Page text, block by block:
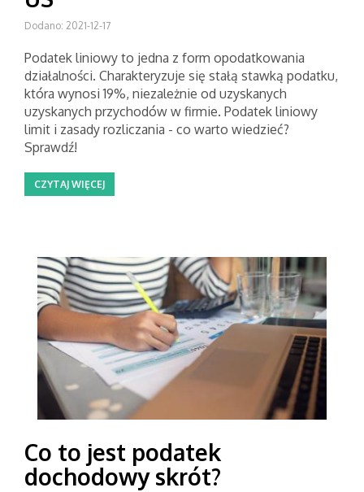
Dodano: 2021-12-17
Podatek liniowy to jedna z form opodatkowania
działalności. Charakteryzuje się stałą stawką podatku,
która wynosi 19%, niezależnie od uzyskanych
uzyskanych przychodów w firmie. Podatek liniowy
limit i zasady rozliczania - co warto wiedzieć?
Sprawdź!
CZYTAJ WIĘCEJ
Co to jest podatek
dochodowy skrót?